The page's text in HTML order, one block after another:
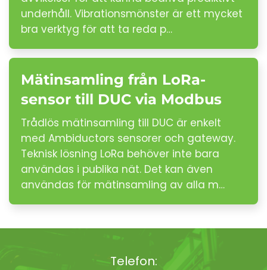
underhåll. Vibrationsmönster är ett mycket
bra verktyg för att ta reda p…
Mätinsamling från LoRa-
sensor till DUC via Modbus
Trådlös mätinsamling till DUC är enkelt
med Ambiductors sensorer och gateway.
Teknisk lösning LoRa behöver inte bara
användas i publika nät. Det kan även
användas för mätinsamling av alla m…
Telefon: